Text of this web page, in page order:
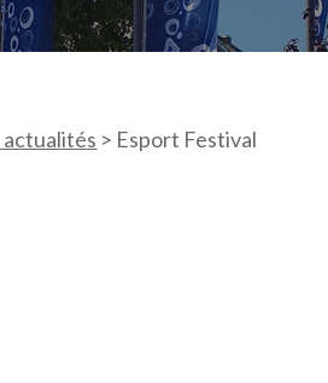
actualités > Esport Festival